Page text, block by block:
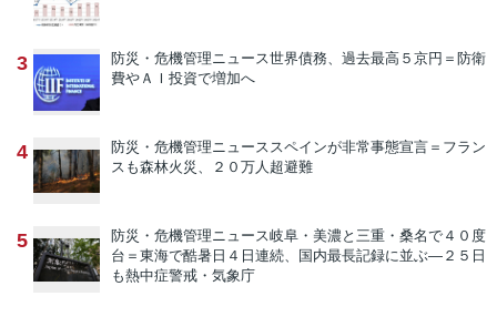
3 防災・危機管理ニュース世界債務、過去最高５京円＝防衛
費やＡＩ投資で増加へ
4 防災・危機管理ニューススペインが非常事態宣言＝フラン
スも森林火災、２０万人超避難
5 防災・危機管理ニュース岐阜・美濃と三重・桑名で４０度
台＝東海で酷暑日４日連続、国内最長記録に並ぶ―２５日
も熱中症警戒・気象庁